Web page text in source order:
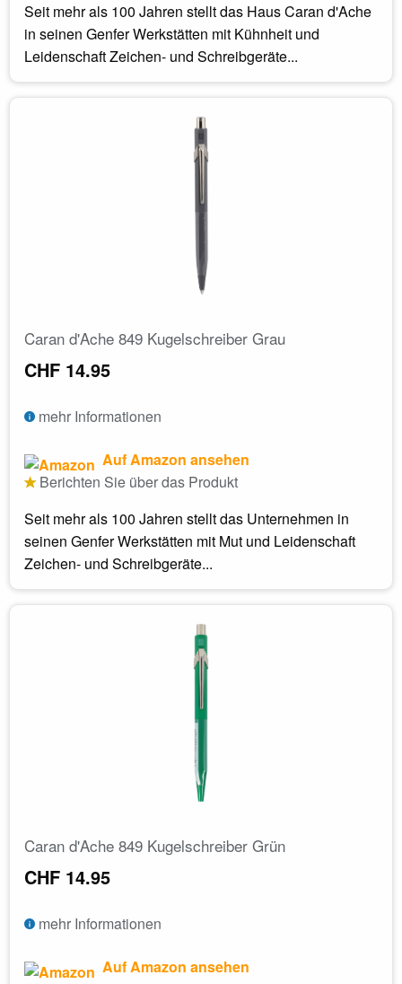
Seit mehr als 100 Jahren stellt das Haus Caran d'Ache
in seinen Genfer Werkstätten mit Kühnheit und
Leidenschaft Zeichen- und Schreibgeräte...
Caran d'Ache 849 Kugelschreiber Grau
CHF 14.95
mehr Informationen
Auf Amazon ansehen
Berichten Sie über das Produkt
Seit mehr als 100 Jahren stellt das Unternehmen in
seinen Genfer Werkstätten mit Mut und Leidenschaft
Zeichen- und Schreibgeräte...
Caran d'Ache 849 Kugelschreiber Grün
CHF 14.95
mehr Informationen
Auf Amazon ansehen